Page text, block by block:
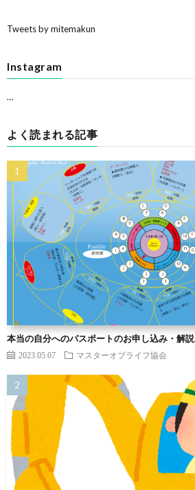
Tweets by mitemakun
Instagram
…
よく読まれる記事
本当の自分へのパスポートのお申し込み・解説
2023.05.07 マスターオブライフ協会